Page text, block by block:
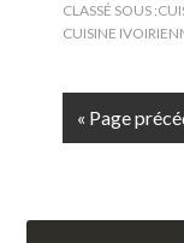
CLASSÉ SOUS :
CUISINE
« Page